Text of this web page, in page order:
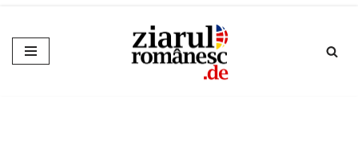
Sari
la